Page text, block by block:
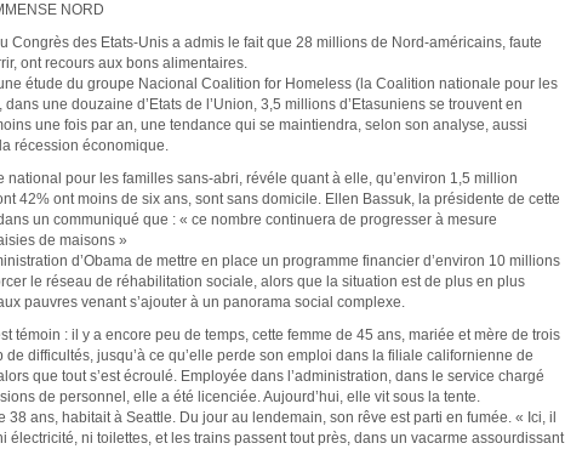
NORD
Congrès des Etats-Unis a admis le fait que 28 millions de Nord-américains, faute
ont recours aux bons alimentaires.
étude du groupe Nacional Coalition for Homeless (la Coalition nationale pour les
une douzaine d’Etats de l’Union, 3,5 millions d’Etasuniens se trouvent en
une fois par an, une tendance qui se maintiendra, selon son analyse, aussi
récession économique.
national pour les familles sans-abri, révéle quant à elle, qu’environ 1,5 million
42% ont moins de six ans, sont sans domicile. Ellen Bassuk, la présidente de cette
un communiqué que : « ce nombre continuera de progresser à mesure
de maisons »
d’Obama de mettre en place un programme financier d’environ 10 millions
le réseau de réhabilitation sociale, alors que la situation est de plus en plus
pauvres venant s’ajouter à un panorama social complexe.
témoin : il y a encore peu de temps, cette femme de 45 ans, mariée et mère de trois
de difficultés, jusqu’à ce qu’elle perde son emploi dans la filiale californienne de
que tout s’est écroulé. Employée dans l’administration, dans le service chargé
de personnel, elle a été licenciée. Aujourd’hui, elle vit sous la tente.
38 ans, habitait à Seattle. Du jour au lendemain, son rêve est parti en fumée. « Ici, il
électricité, ni toilettes, et les trains passent tout près, dans un vacarme assourdissant